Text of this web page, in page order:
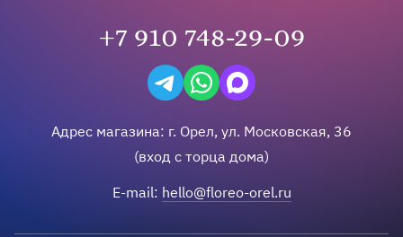
+7 910 748-29-09
Написать в Telegram
Написать на WhatsApp
Написать в Max
Адрес магазина: г. Орел, ул. Московская, 36
(вход с торца дома)
E-mail: hello@floreo-orel.ru